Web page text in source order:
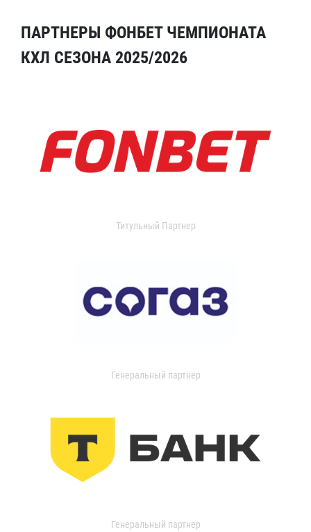
ПАРТНЕРЫ ФОНБЕТ ЧЕМПИОНАТА
КХЛ СЕЗОНА 2025/2026
Титульный Партнер
Генеральный партнер
Генеральный партнер